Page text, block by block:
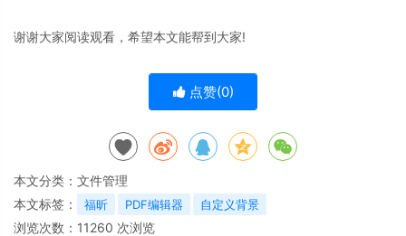
谢谢大家阅读观看，希望本文能帮到大家!
点赞(0)
本文分类： 文件管理
本文标签：
福昕 PDF编辑器 自定义背景
浏览次数： 11260 次浏览